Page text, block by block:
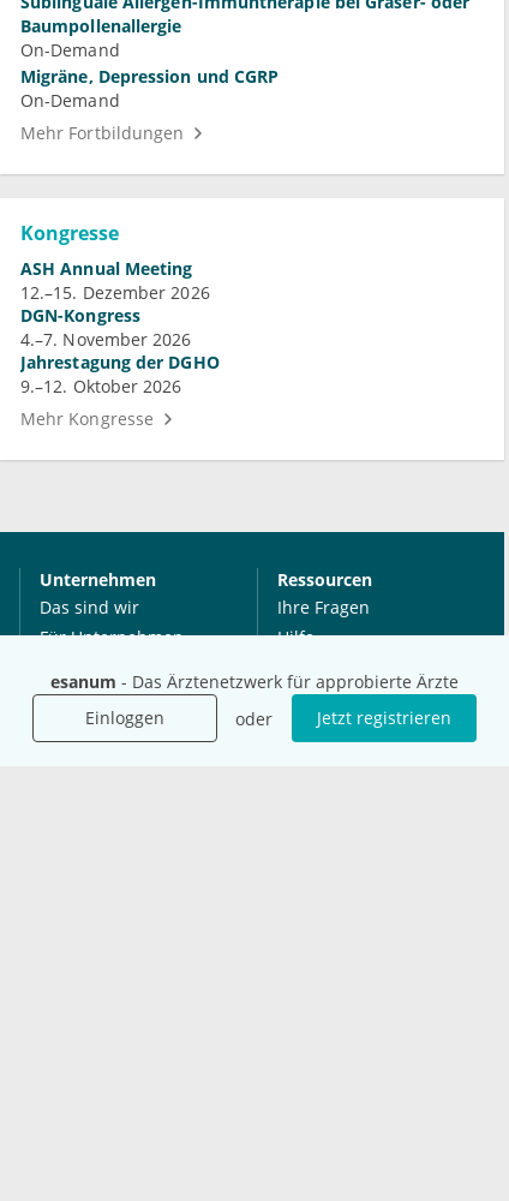
esanum - Das Ärztenetzwerk für approbierte Ärzte
Einloggen
oder Jetzt registrieren
Baumpollenallergie
On-Demand
Migräne, Depression und CGRP
On-Demand
Mehr Fortbildungen
Kongresse
ASH Annual Meeting
12.–15. Dezember 2026
DGN-Kongress
4.–7. November 2026
Jahrestagung der DGHO
9.–12. Oktober 2026
Mehr Kongresse
Unternehmen
Das sind wir
Für Unternehmen
Mediadaten
Presse
Ressourcen
Ihre Fragen
Hilfe